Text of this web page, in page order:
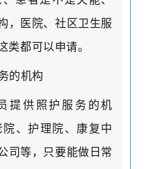
，医院、社区卫生服
类都可以申请。
的机构
提供照护服务的机
、护理院、康复中
司等，只要能做日常